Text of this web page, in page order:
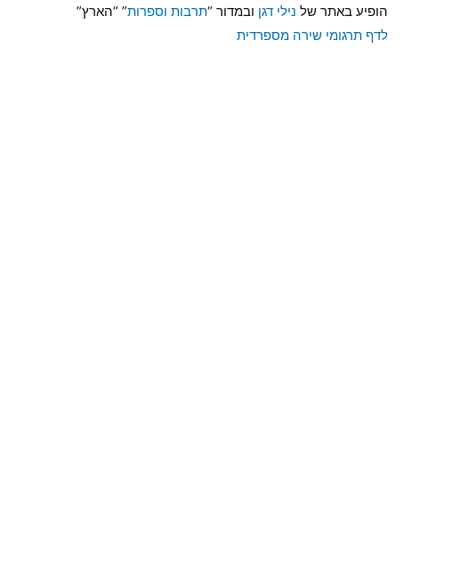
הופיע באתר של נילי דגן ובמדור “תרבות וספרות” “הארץ”
לדף תרגומי שירה מספרדית